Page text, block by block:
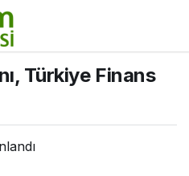
Türkiye Finans